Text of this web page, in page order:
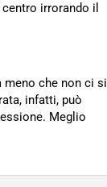
irrorando il
meno che non ci si
infatti, può
Meglio